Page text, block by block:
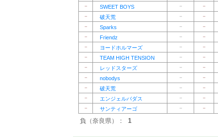
－
SWEET BOYS －
－
－
破天荒 －
－
－
Sparks －
－
－
Friendz －
－
－
ヨードホルマーズ －
－
－
TEAM HIGH TENSION －
－
－
レッドスターズ －
－
－
nobodys －
－
－
破天荒 －
－
－
エンジェルバダス －
－
－
サンティアーゴ － －
負（奈良県）： 1